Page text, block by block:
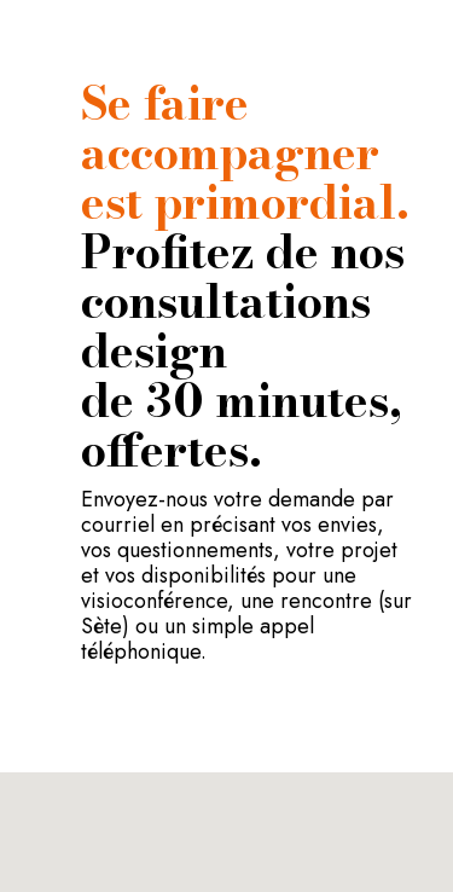
Se faire
accompagner
est primordial.
Profitez de nos
consultations
design
de 30 minutes,
offertes.
Envoyez-nous votre demande par
courriel en précisant vos envies,
vos questionnements, votre projet
et vos disponibilités pour une
visioconférence, une rencontre (sur
Sète) ou un simple appel
téléphonique.